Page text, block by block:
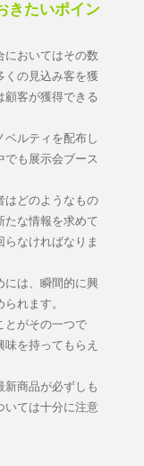
きたいポイン
においてはその数
くの見込み客を獲
顧客が獲得できる
ルティを配布し
でも展示会ブース
はどのようなもの
たな情報を求めて
なければなりま
には、瞬間的に興
れます。
とがその一つで
を持ってもらえ
新商品が必ずしも
いては十分に注意